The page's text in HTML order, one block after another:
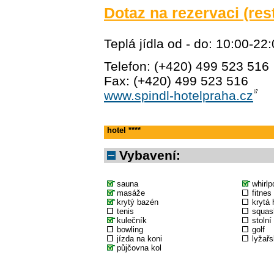
Dotaz na rezervaci
Teplá jídla od - do: 10:00-
Telefon: (+420) 499 523 516
Fax: (+420) 499 523 516
www.spindl-hotelpraha.cz
hotel ****
Vybavení:
sauna
masáže
fitnes
krytý bazén
krytá
tenis
kulečník
stolní
bowling
golf
jízda na koni
půjčovna kol